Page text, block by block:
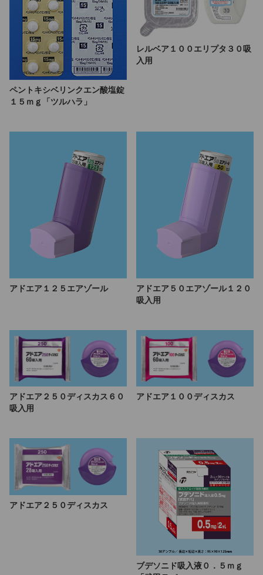
ペントキシベリンクエン酸塩錠
１５ｍｇ「ツルハラ」
レルベア１００エリプタ３０吸
入用
アドエア１２５エアゾール
アドエア５０エアゾール１２０
吸入用
アドエア２５０ディスカス６０
吸入用
アドエア１００ディスカス
アドエア２５０ディスカス
ブデソニド吸入液０．５ｍｇ